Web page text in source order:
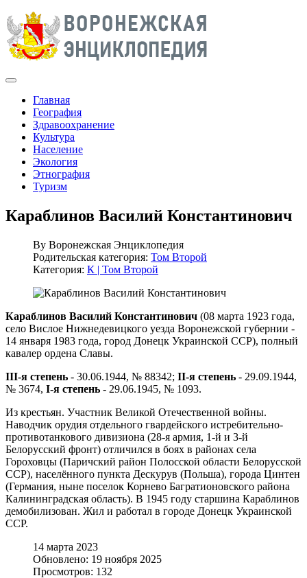
Главная
География
Здравоохранение
Культура
Население
Экология
Этнография
Туризм
Караблинов Василий Константинович
By Воронежская Энциклопедия
Родительская категория: Том Второй
Категория: К | Том Второй
Караблинов Василий Константинович (08 марта 1923 года,
село Вислое Нижнедевицкого уезда Воронежской губернии -
14 января 1983 года, город Донецк Украинской ССР), полный
кавалер ордена Славы.
III-я степень - 30.06.1944, № 88342; II-я степень - 29.09.1944,
№ 3674, I-я степень - 29.06.1945, № 1093.
Из крестьян. Участник Великой Отечественной войны.
Наводчик орудия отдельного гвардейского истребительно-
противотанкового дивизиона (28-я армия, 1-й и 3-й
Белорусский фронт) отличился в боях в районах села
Гороховцы (Паричский район Полосской области Белорусской
ССР), населённого пункта Дескурув (Польша), города Цинтен
(Германия, ныне поселок Корнево Багратионовского района
Калининградская область). В 1945 году старшина Караблинов
демобилизован. Жил и работал в городе Донецк Украинской
ССР.
14 марта 2023
Обновлено: 19 ноября 2025
Просмотров: 132